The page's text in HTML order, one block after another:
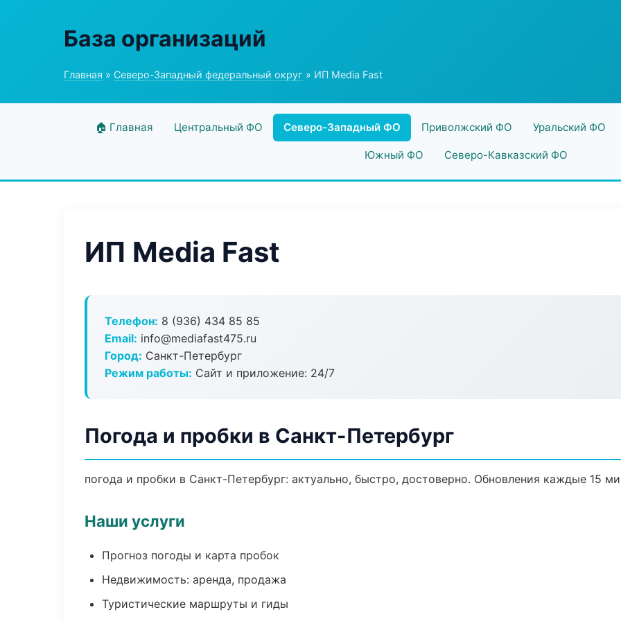
База организаций
Главная » Северо-Западный федеральный округ » ИП Media Fast
🏠 Главная Центральный ФО Северо-Западный ФО Приволжский ФО Уральский ФО
Южный ФО Северо-Кавказский ФО
ИП Media Fast
Телефон: 8 (936) 434 85 85
Email: info@mediafast475.ru
Город: Санкт-Петербург
Режим работы: Сайт и приложение: 24/7
Погода и пробки в Санкт-Петербург
погода и пробки в Санкт-Петербург: актуально, быстро, достоверно. Обновления каждые 15
Наши услуги
Прогноз погоды и карта пробок
Недвижимость: аренда, продажа
Туристические маршруты и гиды